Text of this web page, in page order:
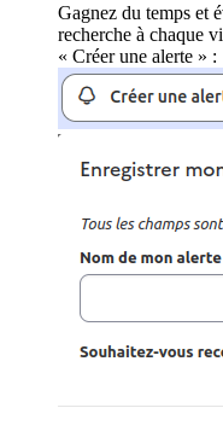
Gagnez du temps et
recherche à chaque
« Créer une alerte » :